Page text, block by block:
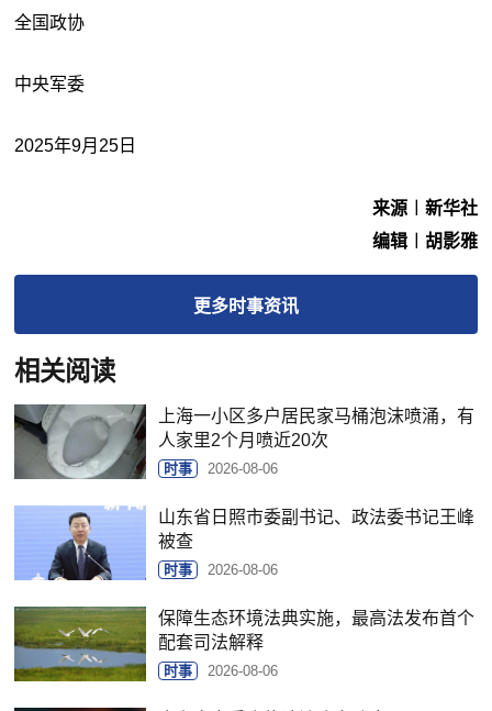
全国政协
中央军委
2025年9月25日
来源︱新华社
编辑︱胡影雅
更多时事资讯
相关阅读
上海一小区多户居民家马桶泡沫喷涌，有
人家里2个月喷近20次
时事 2026-08-06
山东省日照市委副书记、政法委书记王峰
被查
时事 2026-08-06
保障生态环境法典实施，最高法发布首个
配套司法解释
时事 2026-08-06